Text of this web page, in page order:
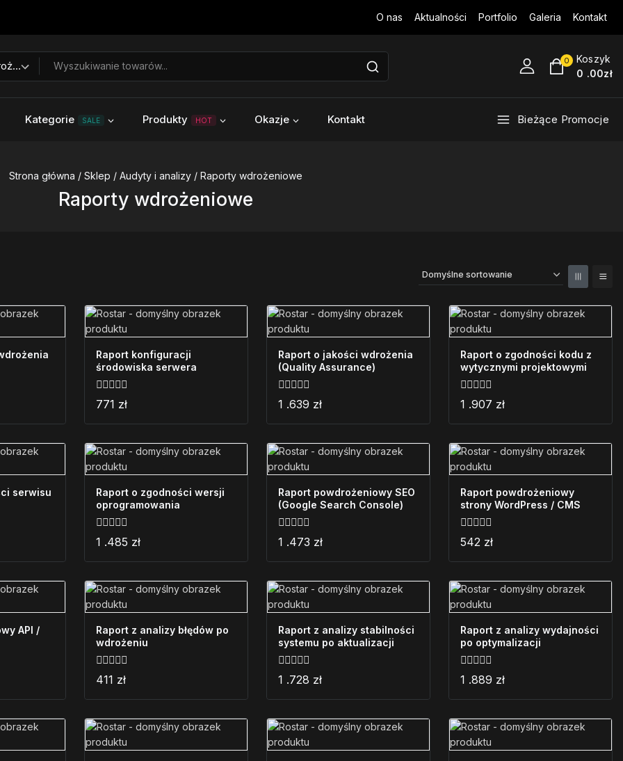
O nas Aktualności Portfolio Galeria Kontakt
0
Koszyk
0 .00zł
Kategorie SALE Produkty HOT Okazje Kontakt Bieżące Promocje
Strona główna / Sklep / Audyty i analizy / Raporty wdrożeniowe
Raporty wdrożeniowe
Raport konfiguracji
środowiska serwera
0
z
5
771 zł
Raport o jakości wdrożenia
(Quality Assurance)
0
z
5
1 .639 zł
Raport o zgodności kodu z
wytycznymi projektowymi
0
z
5
1 .907 zł
serwisu
Raport o zgodności wersji
oprogramowania
0
z
5
1 .485 zł
Raport powdrożeniowy SEO
(Google Search Console)
0
z
5
1 .473 zł
Raport powdrożeniowy
strony WordPress / CMS
0
z
5
542 zł
API /
Raport z analizy błędów po
wdrożeniu
0
z
5
411 zł
Raport z analizy stabilności
systemu po aktualizacji
0
z
5
1 .728 zł
Raport z analizy wydajności
po optymalizacji
0
z
5
1 .889 zł